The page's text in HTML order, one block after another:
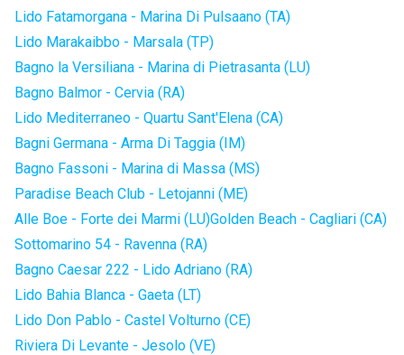
Lido Fatamorgana - Marina Di Pulsaano (TA)
Lido Marakaibbo - Marsala (TP)
Bagno la Versiliana - Marina di Pietrasanta (LU)
Bagno Balmor - Cervia (RA)
Lido Mediterraneo - Quartu Sant'Elena (CA)
Bagni Germana - Arma Di Taggia (IM)
Bagno Fassoni - Marina di Massa (MS)
Paradise Beach Club - Letojanni (ME)
Alle Boe - Forte dei Marmi (LU)Golden Beach - Cagliari (CA)
Sottomarino 54 - Ravenna (RA)
Bagno Caesar 222 - Lido Adriano (RA)
Lido Bahia Blanca - Gaeta (LT)
Lido Don Pablo - Castel Volturno (CE)
Riviera Di Levante - Jesolo (VE)